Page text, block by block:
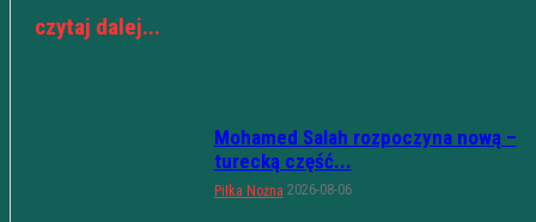
czytaj dalej...
Mohamed Salah rozpoczyna nową –
turecką część...
Piłka Nożna 2026-08-06